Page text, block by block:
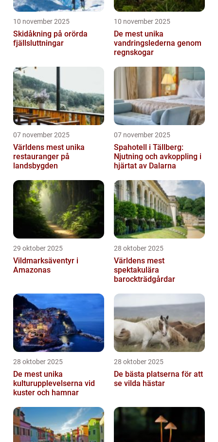
10 november 2025
Skidåkning på orörda
fjällsluttningar
10 november 2025
De mest unika
vandringslederna genom
regnskogar
07 november 2025
Världens mest unika
restauranger på
landsbygden
07 november 2025
Spahotell i Tällberg:
Njutning och avkoppling i
hjärtat av Dalarna
29 oktober 2025
Vildmarksäventyr i
Amazonas
28 oktober 2025
Världens mest
spektakulära
barockträdgårdar
28 oktober 2025
De mest unika
kulturupplevelserna vid
kuster och hamnar
28 oktober 2025
De bästa platserna för att
se vilda hästar